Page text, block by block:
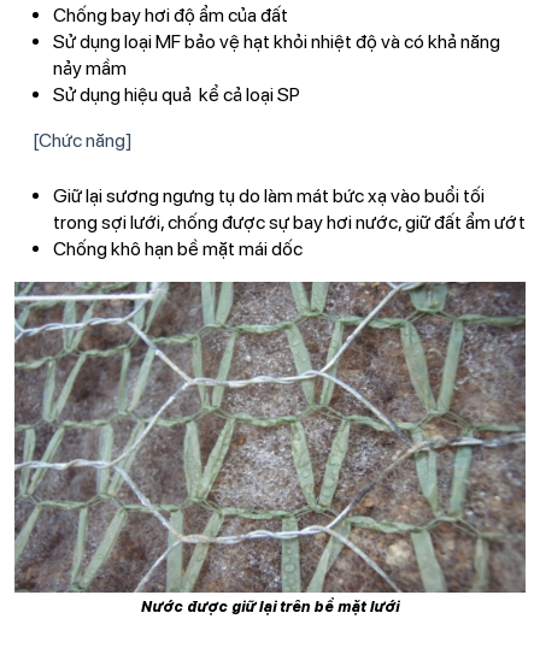
Chống bay hơi độ ẩm của đất
Sử dụng loại MF bảo vệ hạt khỏi nhiệt độ và có khả năng
nảy mầm
Sử dụng hiệu quả kể cả loại SP
[Chức năng]
Giữ lại sương ngưng tụ do làm mát bức xạ vào buổi tối
trong sợi lưới, chống được sự bay hơi nước, giữ đất ẩm ướt
Chống khô hạn bề mặt mái dốc
Nước được giữ lại trên bề mặt lưới